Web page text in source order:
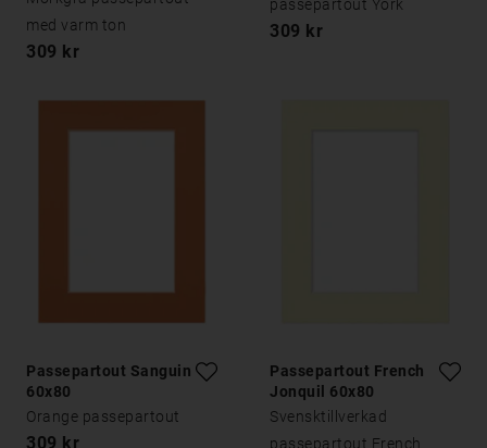
med varm ton
309 kr
passepartout York
309 kr
Passepartout Sanguine
60x80
Orange passepartout
309 kr
Passepartout French
Jonquil 60x80
Svensktillverkad
passepartout French